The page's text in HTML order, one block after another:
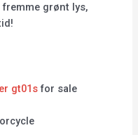
grønt lys,
gt01sfor sale